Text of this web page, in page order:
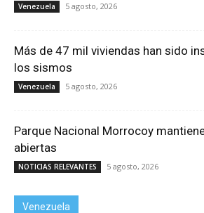
Venezuela 5 agosto, 2026
Más de 47 mil viviendas han sido
los sismos
Venezuela 5 agosto, 2026
Parque Nacional Morrocoy
abiertas
NOTICIAS RELEVANTES 5 agosto, 2026
Venezuela